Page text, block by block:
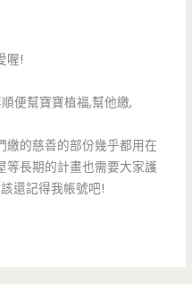
喔!
便幫寶寶植福,幫他繳,
的慈善的部份幾乎都用在
長期的計畫也需要大家護
還記得我帳號吧!